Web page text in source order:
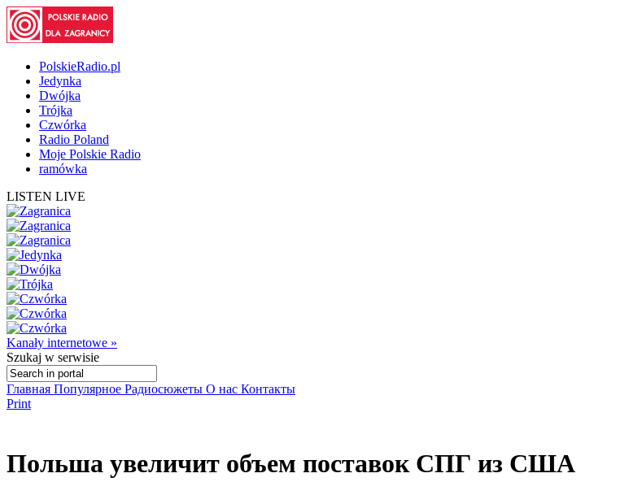
PolskieRadio.pl
Jedynka
Dwójka
Trójka
Czwórka
Radio Poland
Moje Polskie Radio
ramówka
LISTEN LIVE
Kanały internetowe »
Szukaj w serwisie
Главная Популярное Радиосюжеты О нас Контакты
Print
Польша увеличит объем поставок СПГ из США